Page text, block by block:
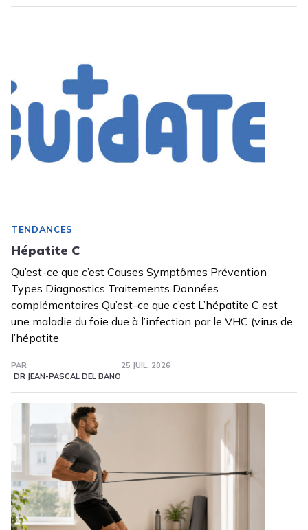
TENDANCES
Hépatite C
Qu’est-ce que c’est Causes Symptômes Prévention
Types Diagnostics Traitements Données
complémentaires Qu’est-ce que c’est L’hépatite C est
une maladie du foie due à l’infection par le VHC (virus de
l’hépatite
PAR
DR JEAN-PASCAL DEL BANO
25 JUIL. 2026